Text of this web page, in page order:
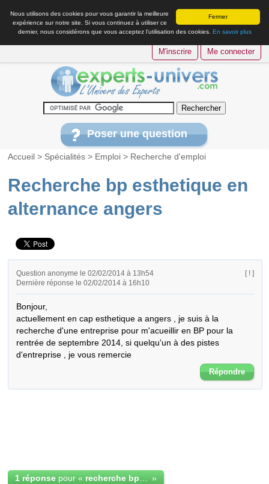
Fermer
Nous utilisons des cookies pour vous garantir la meilleure
expérience sur notre site. Si vous continuez à utiliser ce
dernier, nous considérons que vous acceptez l’utilisation des cookies. En savoir plus
M'inscrire Me connecter
Poser une question
Accueil > Spécialités > Emploi > Recherche d'emploi
Recherche bp esthetique en
alternance angers
Question anonyme le 02/02/2014 à 13h54
Dernière réponse le 02/02/2014 à 16h10
[ ! ]
Bonjour,
actuellement en cap esthetique a angers , je suis à la
recherche d'une entreprise pour m'acueillir en BP pour la
rentrée de septembre 2014, si quelqu'un à des pistes
d'entreprise , je vous remercie
Répondre
1 réponse pour « »